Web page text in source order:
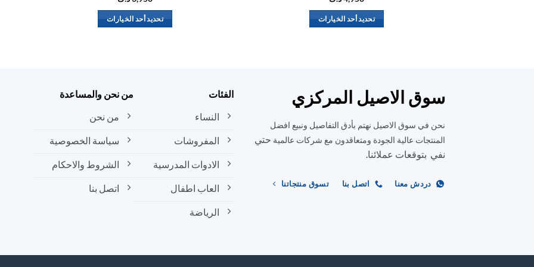
تحديد أحد الخيارات
المختلفة
لهذا
يمكن
اختيار
صفحة
تحديد أحد الخيارات
لهذا
المنتج.
اختيار
صفحة
سوق الاصيل المركزي
نحن في سوق الاصيل نهتم بأدق التفاصيل ونبيع افضل
المنتجات عالية الجودة ومتعاقدون مع شركات عالمية حتي
نفي بتوقعات عملائنا.
دردش معنا اتصل بنا تسوق منتجاتنا
الفئات
النساء
المفروشات
الادوات المدرسية
العاب اطفال
الرياضة
من نحن والمساعدة
من نحن
سياسة الخصوصية
الشروط والاحكام
اتصل بنا